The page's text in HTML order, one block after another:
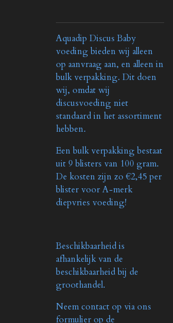
Aquadip Discus Baby
voeding bieden wij alleen
op aanvraag aan, en alleen in
bulk verpakking. Dit doen
wij, omdat wij
discusvoeding niet
standaard in het assortiment
hebben.
Een bulk verpakking bestaat
uit 9 blisters van 100 gram.
De kosten zijn zo €2,45 per
blister voor A-merk
diepvries voeding!
Beschikbaarheid is
afhankelijk van de
beschikbaarheid bij de
groothandel.
Neem contact op via ons
formulier op de